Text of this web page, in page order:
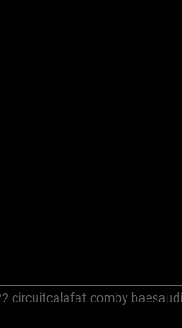
circuitcalafat.comby